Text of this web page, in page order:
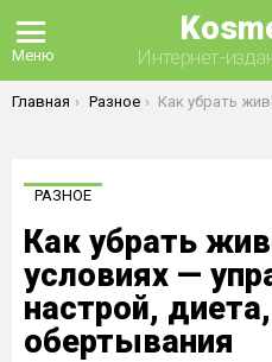
Меню Интернет-
Вы здесь:
Главная Разное Как убрать живот в домашних условиях — упражнения, настрой, диета, массаж,
РАЗНОЕ
Как убрать
условиях —
настрой,
обертывания